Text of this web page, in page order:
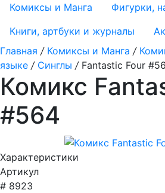
Комиксы и Манга
Фигурки,
Книги, артбуки и журналы
Главная / Комиксы и Манга /
языке / Синглы / Fantastic Four
Комикс
#564
Характеристики
Артикул
# 8923